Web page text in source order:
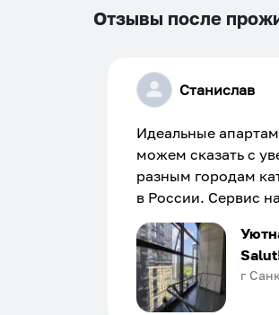
Отзывы после
Станислав
Идеальные
можем сказать с
разным городам
в России. Сервис
Хозяин
человек, всегда
подскажет что как
Рекомендуем на
и сами будем
г